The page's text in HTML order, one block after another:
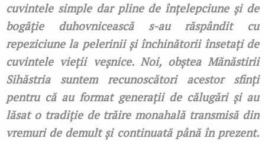
cuvintele simple dar pline de înțelepciune și de
bogăție duhovnicească s-au răspândit cu
repeziciune la pelerinii și închinătorii însetați de
cuvintele vieții veșnice. Noi, obștea Mănăstirii
Sihăstria suntem recunoscători acestor sfinți
pentru că au format generații de călugări și au
lăsat o tradiție de trăire monahală transmisă din
vremuri de demult și continuată până în prezent.